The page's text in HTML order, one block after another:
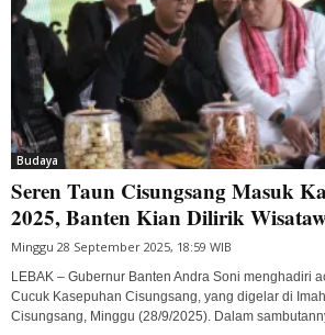
Budaya
Seren Taun Cisungsang Masuk
2025, Banten Kian Dilirik
Minggu 28 September 2025, 18:59 WIB
LEBAK – Gubernur Banten Andra Soni menghadiri
Cucuk Kasepuhan Cisungsang, yang digelar di
Cisungsang, Minggu (28/9/2025). Dalam